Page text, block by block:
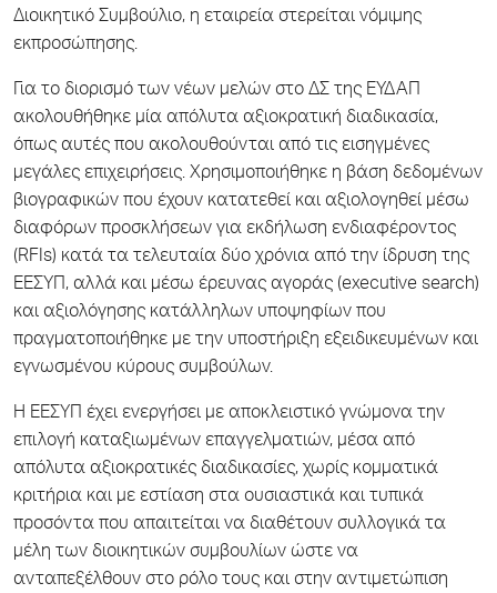
Διοικητικό Συμβούλιο, η εταιρεία στερείται νόμιμης
εκπροσώπησης.
Για το διορισμό των νέων μελών στο ΔΣ της ΕΥΔΑΠ
ακολουθήθηκε μία απόλυτα αξιοκρατική διαδικασία,
όπως αυτές που ακολουθούνται από τις εισηγμένες
μεγάλες επιχειρήσεις. Χρησιμοποιήθηκε η βάση δεδομένων
βιογραφικών που έχουν κατατεθεί και αξιολογηθεί μέσω
διαφόρων προσκλήσεων για εκδήλωση ενδιαφέροντος
(RFIs) κατά τα τελευταία δύο χρόνια από την ίδρυση της
ΕΕΣΥΠ, αλλά και μέσω έρευνας αγοράς (executive search)
και αξιολόγησης κατάλληλων υποψηφίων που
πραγματοποιήθηκε με την υποστήριξη εξειδικευμένων και
εγνωσμένου κύρους συμβούλων.
Η ΕΕΣΥΠ έχει ενεργήσει με αποκλειστικό γνώμονα την
επιλογή καταξιωμένων επαγγελματιών, μέσα από
απόλυτα αξιοκρατικές διαδικασίες, χωρίς κομματικά
κριτήρια και με εστίαση στα ουσιαστικά και τυπικά
προσόντα που απαιτείται να διαθέτουν συλλογικά τα
μέλη των διοικητικών συμβουλίων ώστε να
ανταπεξέλθουν στο ρόλο τους και στην αντιμετώπιση